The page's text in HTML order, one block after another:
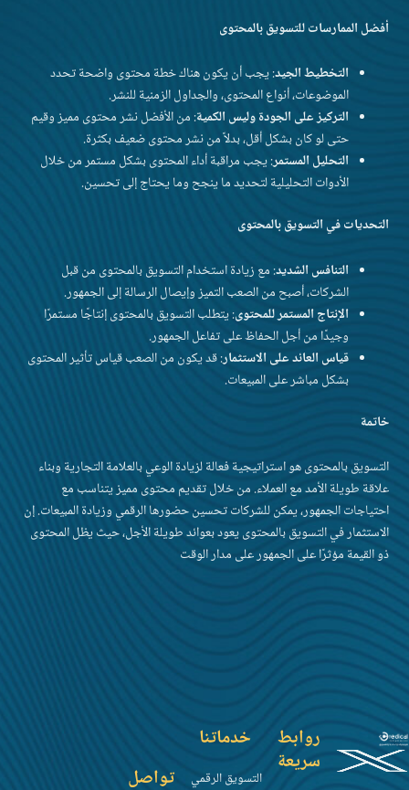
أفضل الممارسات للتسويق بالمحتوى
التخطيط الجيد: يجب أن يكون هناك خطة محتوى واضحة تحدد
الموضوعات، أنواع المحتوى، والجداول الزمنية للنشر.
التركيز على الجودة وليس الكمية: من الأفضل نشر محتوى مميز وقيم
حتى لو كان بشكل أقل، بدلاً من نشر محتوى ضعيف بكثرة.
التحليل المستمر: يجب مراقبة أداء المحتوى بشكل مستمر من خلال
الأدوات التحليلية لتحديد ما ينجح وما يحتاج إلى تحسين.
التحديات في التسويق بالمحتوى
التنافس الشديد: مع زيادة استخدام التسويق بالمحتوى من قبل
الشركات، أصبح من الصعب التميز وإيصال الرسالة إلى الجمهور.
الإنتاج المستمر للمحتوى: يتطلب التسويق بالمحتوى إنتاجًا مستمرًا
وجيدًا من أجل الحفاظ على تفاعل الجمهور.
قياس العائد على الاستثمار: قد يكون من الصعب قياس تأثير المحتوى
بشكل مباشر على المبيعات.
خاتمة
التسويق بالمحتوى هو استراتيجية فعالة لزيادة الوعي بالعلامة التجارية وبناء
علاقة طويلة الأمد مع العملاء. من خلال تقديم محتوى مميز يتناسب مع
احتياجات الجمهور، يمكن للشركات تحسين حضورها الرقمي وزيادة المبيعات. إن
الاستثمار في التسويق بالمحتوى يعود بعوائد طويلة الأجل، حيث يظل المحتوى
ذو القيمة مؤثرًا على الجمهور على مدار الوقت
روابط
سريعة
خدماتنا
التسويق الرقمي تواصل